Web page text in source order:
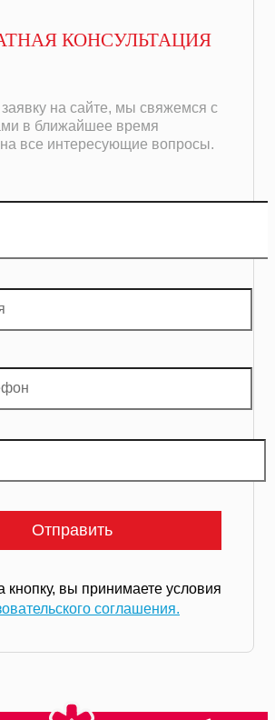
КОНСУЛЬТАЦИЯ
на сайте, мы свяжемся с
в ближайшее время
все интересующие вопросы.
вы принимаете условия
соглашения.